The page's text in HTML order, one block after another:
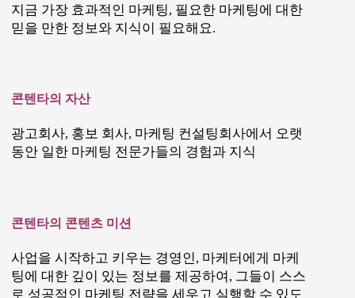
지금 가장 효과적인 마케팅, 필요한 마케팅에 대한
믿을 만한 정보와 지식이 필요해요.
콘텐타의 자산
광고회사, 홍보 회사, 마케팅 컨설팅회사에서 오랫
동안 일한 마케팅 전문가들의 경험과 지식
콘텐타의 콘텐츠 미션
사업을 시작하고 키우는 경영인, 마케터에게 마케
팅에 대한 깊이 있는 정보를 제공하여, 그들이 스스
로 성공적인 마케팅 전략을 세우고 실행할 수 있도